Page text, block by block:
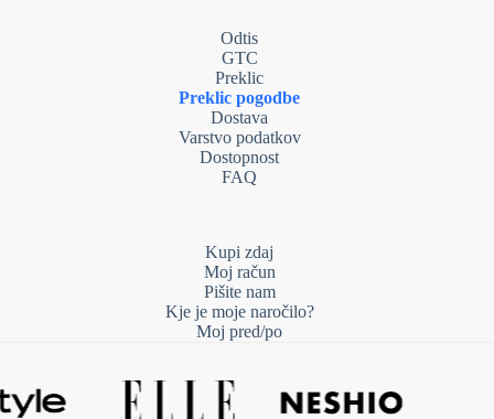
Odtis
GTC
Preklic
Preklic pogodbe
Dostava
Varstvo podatkov
Dostopnost
FAQ
Kupi zdaj
Moj račun
Pišite nam
Kje je moje naročilo?
Moj pred/po